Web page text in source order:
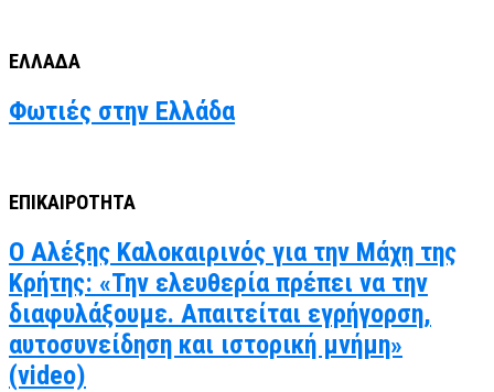
ΕΛΛΑΔΑ
Φωτιές στην Ελλάδα
ΕΠΙΚΑΙΡΟΤΗΤΑ
Ο Αλέξης Καλοκαιρινός για την Μάχη της
Κρήτης: «Την ελευθερία πρέπει να την
διαφυλάξουμε. Απαιτείται εγρήγορση,
αυτοσυνείδηση και ιστορική μνήμη»
(video)